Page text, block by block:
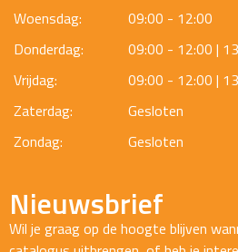
Woensdag:
09:00 - 12:00
Donderdag:
09:00 - 12:00 |
Vrijdag:
09:00 - 12:00 |
Zaterdag:
Gesloten
Zondag:
Gesloten
Nieuwsbrief
Wil je graag op de hoogte blijven